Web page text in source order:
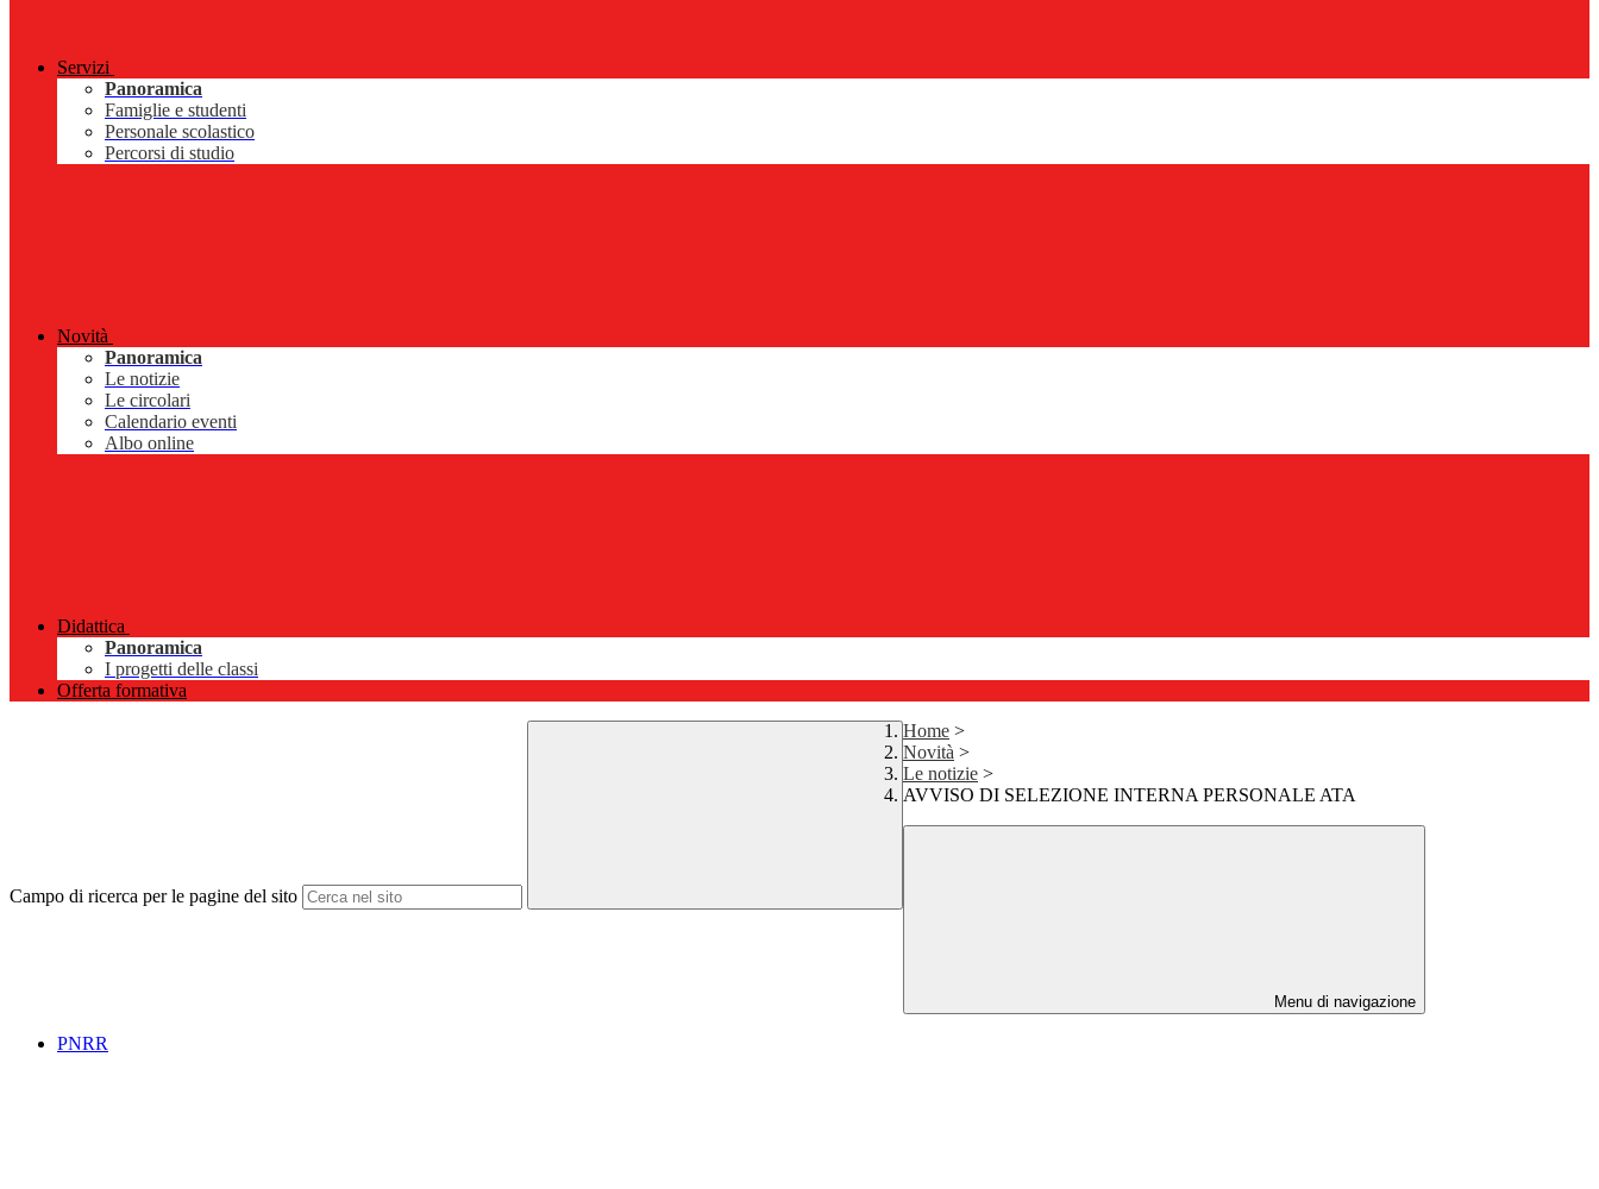
Servizi
Panoramica
Famiglie e studenti
Personale scolastico
Percorsi di studio
Novità
Panoramica
Le notizie
Le circolari
Calendario eventi
Albo online
Didattica
Panoramica
I progetti delle classi
Offerta formativa
Campo di ricerca per le pagine del sito
Home >
Novità >
Le notizie >
AVVISO DI SELEZIONE INTERNA PERSONALE ATA
Menu di navigazione
PNRR